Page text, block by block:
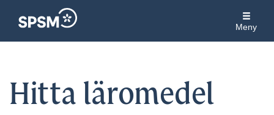
Meny
Hitta läromedel